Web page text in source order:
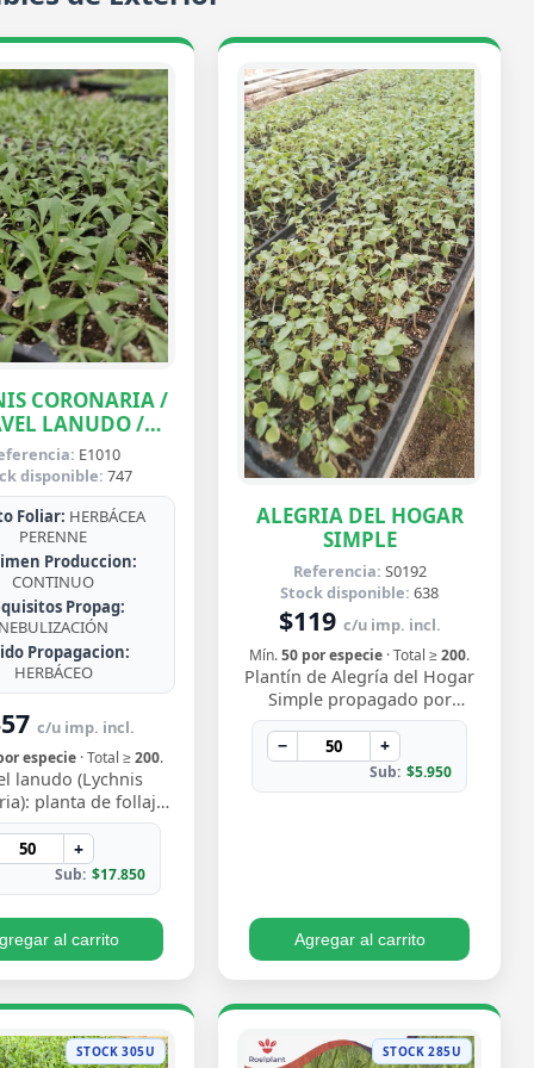
CORONARIA /
LANUDO /
ABUELAE1010
disponible: 747
Foliar: HERBÁCEA
PERENNE
Produccion:
CONTINUO
Propag:
NEBULIZACIÓN
Propagacion:
HERBÁCEO
c/u imp. incl.
especie · Total ≥200.
lanudo (Lychnis
planta de follaje
y vibrantes
en verano.
Rústica y…
+
Sub: $17.850
al carrito
ALEGRIA DEL HOGAR
SIMPLE
Referencia: S0192
Stock disponible: 638
$119 c/u imp. incl.
Mín.50 por especie · Total ≥200.
Plantín de Alegría del Hogar
Simple propagado por
semilla, con flores delicadas
en tonos rosados y blancos
que florecen…
− +
Sub: $5.950
Agregar al carrito
STOCK 305U STOCK 285U